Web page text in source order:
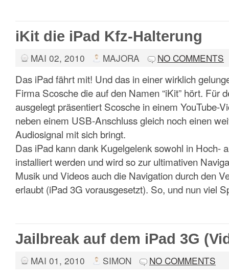
iKit die iPad Kfz-Halterung
MAI 02, 2010 MAJORA NO COMMENTS
Das iPad fährt mit! Und das in einer wirklich
Firma Scosche die auf den Namen “iKit” hört. Für
ausgelegt präsentiert Scosche in einem YouTube-
neben einem USB-Anschluss gleich noch einen
Audiosignal mit sich bringt.
Das iPad kann dank Kugelgelenk sowohl in Hoch-
installiert werden und wird so zur ultimativen
Musik und Videos auch die Navigation durch den
erlaubt (iPad 3G vorausgesetzt). So, und nun viel
Jailbreak auf dem iPad 3G
MAI 01, 2010 SIMON NO COMMENTS